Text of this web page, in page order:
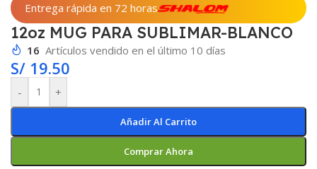
Entrega rápida en 72 horas
12oz MUG PARA SUBLIMAR-BLANCO
16 Artículos vendido en el último 10 días
S/ 19.50
- +
Añadir Al Carrito
Comprar Ahora